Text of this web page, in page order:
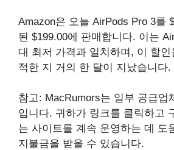
Amazon은 오늘 AirPods Pro 3를
된 $199.00에 판매합니다. 이는
대 최저 가격과 일치하며, 이 할
적한 지 거의 한 달이 지났습니다.
참고: MacRumors는 일부 공급업
입니다. 귀하가 링크를 클릭하고
는 사이트를 계속 운영하는 데 도
지불금을 받을 수 있습니다.